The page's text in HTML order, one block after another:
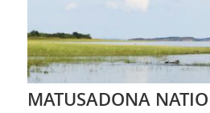
MATUSADONA